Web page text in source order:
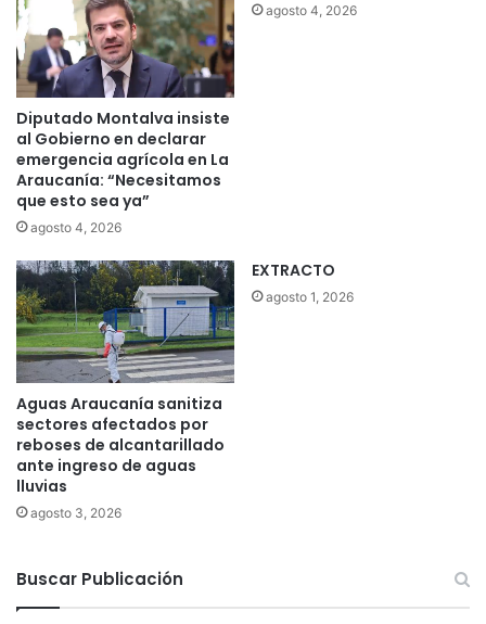
Diputado Montalva insiste
al Gobierno en declarar
emergencia agrícola en La
Araucanía: “Necesitamos
que esto sea ya”
agosto 4, 2026
agosto 4, 2026
Aguas Araucanía sanitiza
sectores afectados por
reboses de alcantarillado
ante ingreso de aguas
lluvias
agosto 3, 2026
EXTRACTO
agosto 1, 2026
Buscar Publicación